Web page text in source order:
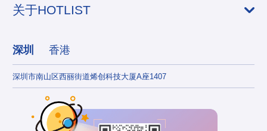
关于HOTLIST
深圳 香港
深圳市南山区西丽街道烯创科技大厦A座1407